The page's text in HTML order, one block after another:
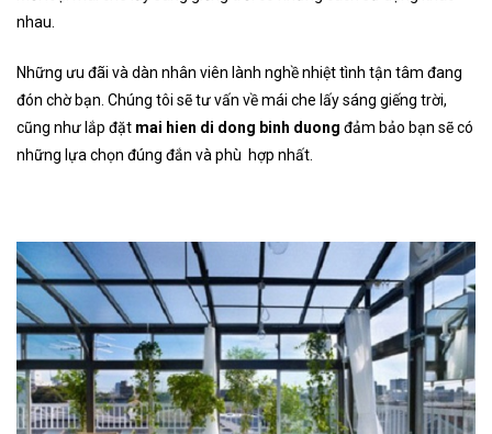
nhau.
Những ưu đãi và dàn nhân viên lành nghề nhiệt tình tận tâm đang
đón chờ bạn. Chúng tôi sẽ tư vấn về mái che lấy sáng giếng trời,
cũng như lắp đặt mai hien di dong binh duong đảm bảo bạn sẽ có
những lựa chọn đúng đắn và phù hợp nhất.